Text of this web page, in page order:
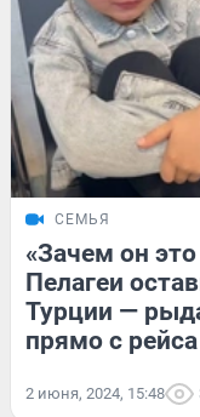
СЕМЬЯ
«Зачем он
Пелагеи
Турции —
прямо с рейса
2 июня, 2024, 15:48